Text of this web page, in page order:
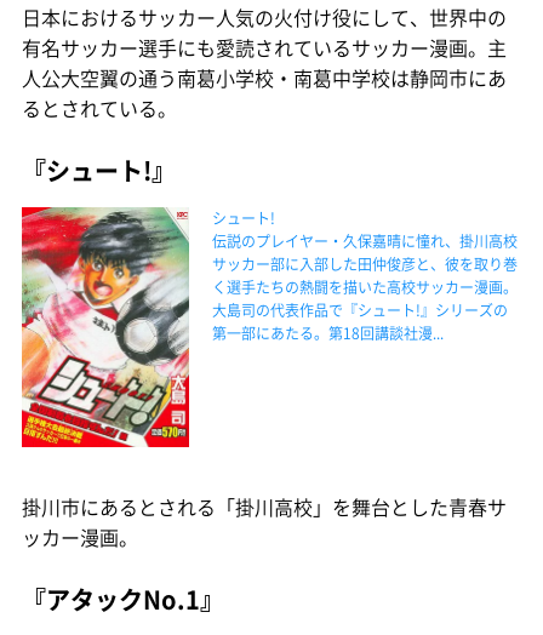
日本におけるサッカー人気の火付け役にして、世界中の
有名サッカー選手にも愛読されているサッカー漫画。主
人公大空翼の通う南葛小学校・南葛中学校は静岡市にあ
るとされている。
『シュート!』
シュート!
伝説のプレイヤー・久保嘉晴に憧れ、掛川高校
サッカー部に入部した田仲俊彦と、彼を取り巻
く選手たちの熱闘を描いた高校サッカー漫画。
大島司の代表作品で『シュート!』シリーズの
第一部にあたる。第18回講談社漫...
掛川市にあるとされる「掛川高校」を舞台とした青春サ
ッカー漫画。
『アタックNo.1』